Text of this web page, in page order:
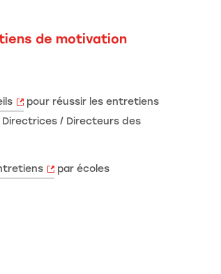
de motivation
pour réussir les entretiens
/ Directeurs des
par écoles